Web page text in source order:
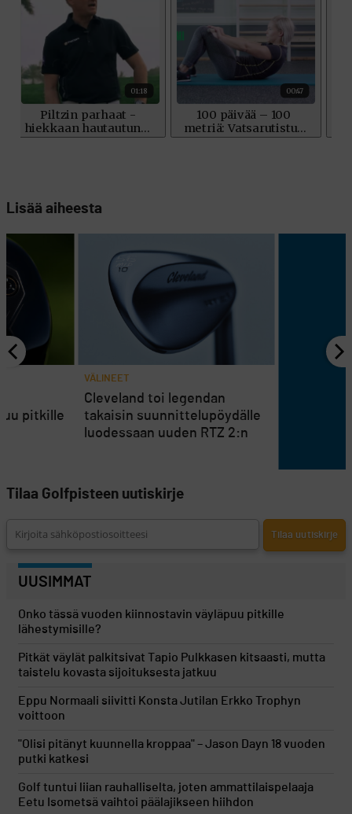
Lisää aiheesta
VÄLINEET
Cleveland toi legendan
takaisin suunnittelupöydälle
luodessaan uuden RTZ 2:n
pitkille
Tilaa Golfpisteen uutiskirje
UUSIMMAT
Onko tässä vuoden kiinnostavin väyläpuu pitkille
lähestymisille?
Pitkät väylät palkitsivat Tapio Pulkkasen kitsaasti, mutta
taistelu kovasta sijoituksesta jatkuu
Eppu Normaali siivitti Konsta Jutilan Erkko Trophyn
voittoon
"Olisi pitänyt kuunnella kroppaa" – Jason Dayn 18 vuoden
putki katkesi
Golf tuntui liian rauhalliselta, joten ammattilaispelaaja
Eetu Isometsä vaihtoi päälajikseen hiihdon